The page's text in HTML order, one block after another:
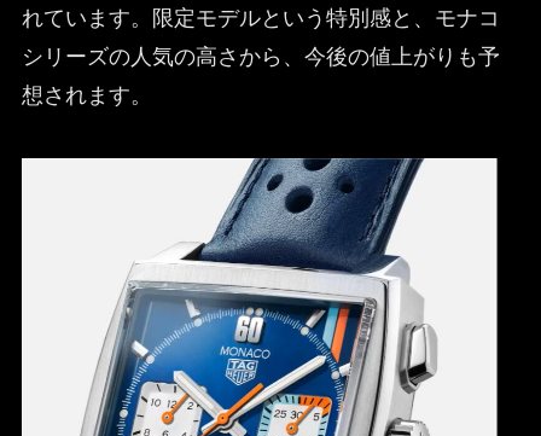
れています。限定モデルという特別感と、モナコ
シリーズの人気の高さから、今後の値上がりも予
想されます。